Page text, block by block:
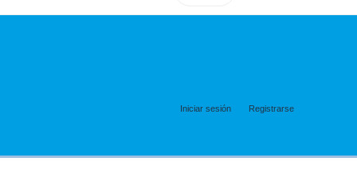
Iniciar sesión Registrarse